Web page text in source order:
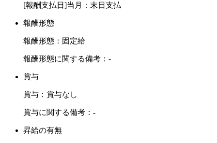
[報酬支払日]当月：末日支払
報酬形態
報酬形態：固定給
報酬形態に関する備考：-
賞与
賞与：賞与なし
賞与に関する備考：-
昇給の有無